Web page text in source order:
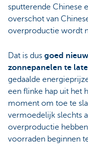
sputterende Chinese
overschot van
overproductie wordt
Dat is dus goed
zonnepanelen te
gedaalde
een flinke hap uit het
moment om toe te
vermoedelijk slechts
overproductie
voorraden beginnen